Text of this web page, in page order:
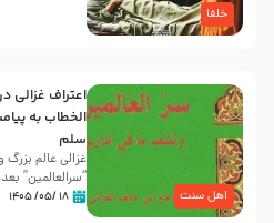
خلفا
اهل سنت
اعتراف
الخطاب به
سلم
غزالی عالم
“سرالعالمین”
۱۸ /۰۵/ ۱۴۰۵